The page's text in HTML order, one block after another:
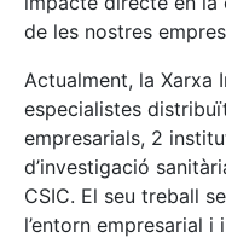
de les nostres
Actualment, la Xarxa
especialistes
empresarials, 2
d’investigació
CSIC. El seu treball
l’entorn empresarial